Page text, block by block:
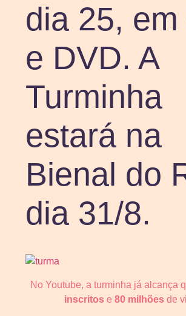
dia 25, em
e DVD. A
Turminha
estará na
Bienal do
dia 31/8.
No Youtube, a turminha já alcança
inscritos e 80 milhões de